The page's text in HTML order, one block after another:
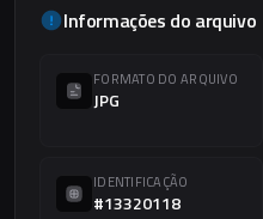
Informações do arquivo
FORMATO DO ARQUIVO
JPG
IDENTIFICAÇÃO
#13320118